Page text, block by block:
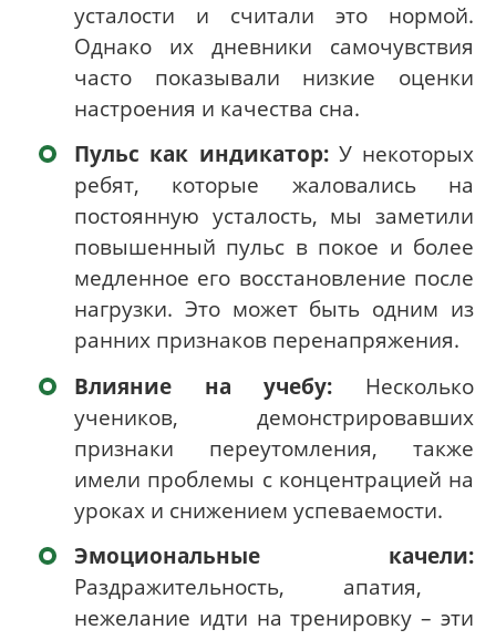
усталости и считали это нормой.
Однако их дневники самочувствия
часто показывали низкие оценки
настроения и качества сна.
Пульс как индикатор:У некоторых
ребят, которые жаловались на
постоянную усталость, мы заметили
повышенный пульс в покое и более
медленное его восстановление после
нагрузки. Это может быть одним из
ранних признаков перенапряжения.
Влияние на учебу: Несколько
учеников, демонстрировавших
признаки переутомления, также
имели проблемы с концентрацией на
уроках и снижением успеваемости.
Эмоциональные качели:
Раздражительность, апатия,
нежелание идти на тренировку – эти